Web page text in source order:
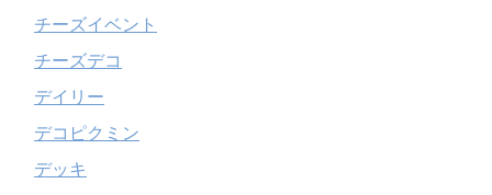
チーズイベント
チーズデコ
デイリー
デコピクミン
デッキ